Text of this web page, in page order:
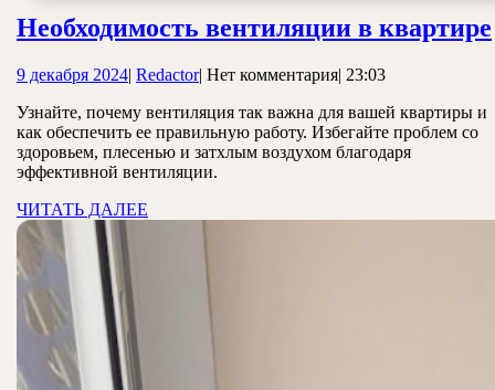
Необходимость вентиляции в квартире
9 декабря 20249
2024
| RedactorRedactor
| Нет комментария| 23:03
Узнайте, почему вентиляция так важна для вашей квартиры и
как обеспечить ее правильную работу. Избегайте проблем со
здоровьем, плесенью и затхлым воздухом благодаря
эффективной вентиляции.
ЧИТАТЬ ДАЛЕЕ